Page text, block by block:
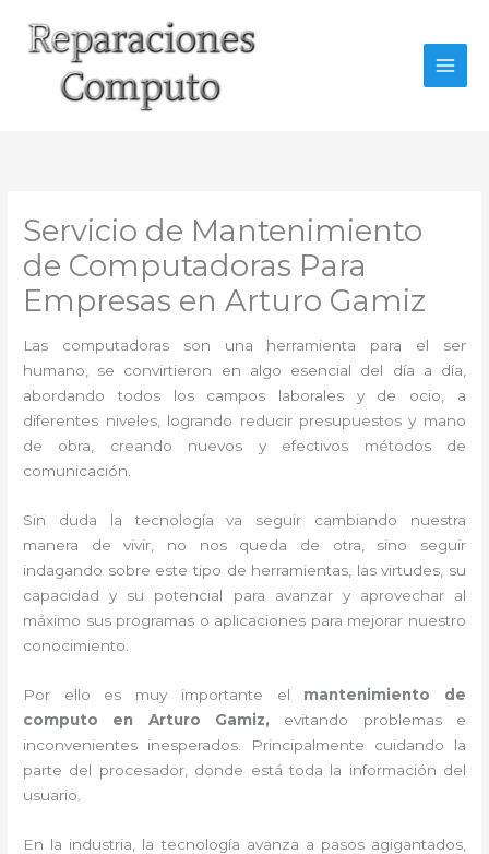
contenido
Servicio de Mantenimiento
de Computadoras Para
Empresas en Arturo Gamiz
Las computadoras son una herramienta para el ser
humano, se convirtieron en algo esencial del día a día,
abordando todos los campos laborales y de ocio, a
diferentes niveles, logrando reducir presupuestos y mano
de obra, creando nuevos y efectivos métodos de
comunicación.
Sin duda la tecnología va seguir cambiando nuestra
manera de vivir, no nos queda de otra, sino seguir
indagando sobre este tipo de herramientas, las virtudes, su
capacidad y su potencial para avanzar y aprovechar al
máximo sus programas o aplicaciones para mejorar nuestro
conocimiento.
Por ello es muy importante el mantenimiento de
computo en Arturo Gamiz, evitando problemas e
inconvenientes inesperados. Principalmente cuidando la
parte del procesador, donde está toda la información del
usuario.
En la industria, la tecnología avanza a pasos agigantados,